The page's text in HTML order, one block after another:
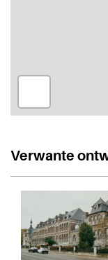
Verwante